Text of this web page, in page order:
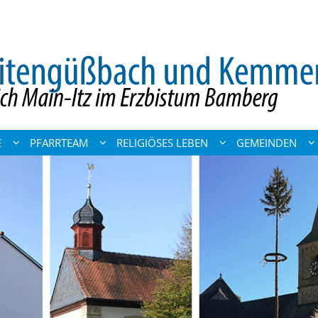
PFARRTEAM RELIGIÖSES LEBEN GEMEINDEN